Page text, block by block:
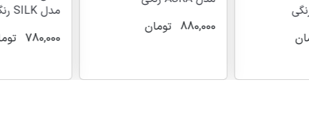
880,000
تومان
مدل SILK رنگی
780,000